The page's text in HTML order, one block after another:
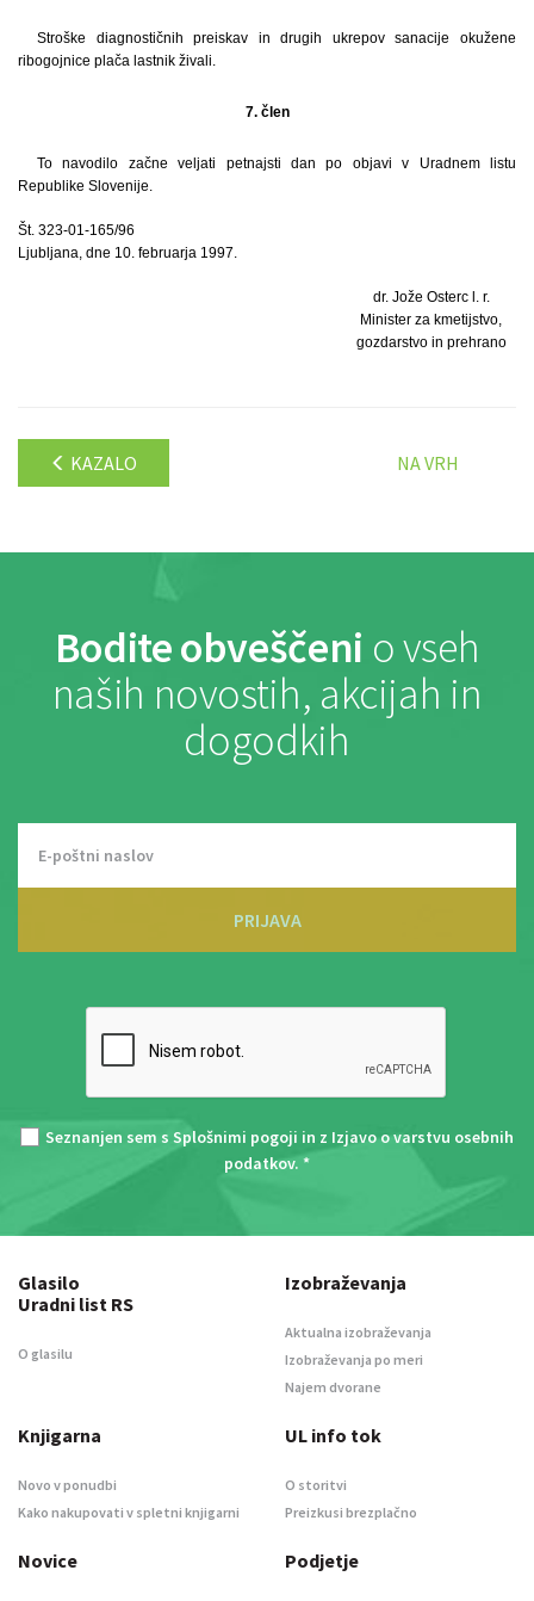
Stroške diagnostičnih preiskav in drugih ukrepov sanacije okužene
ribogojnice plača lastnik živali.
7. člen
To navodilo začne veljati petnajsti dan po objavi v Uradnem listu
Republike Slovenije.
Št. 323-01-165/96
Ljubljana, dne 10. februarja 1997.
dr. Jože Osterc l. r.
Minister za kmetijstvo,
gozdarstvo in prehrano
KAZALO NA VRH
Bodite obveščeni o vseh
naših novostih, akcijah in
dogodkih
PRIJAVA
Seznanjen sem s Splošnimi pogoji in z Izjavo o varstvu osebnih
podatkov. *
Glasilo
Uradni list RS
O glasilu
Izobraževanja
Aktualna izobraževanja
Izobraževanja po meri
Najem dvorane
Knjigarna
Novo v ponudbi
Kako nakupovati v spletni knjigarni
UL info tok
O storitvi
Preizkusi brezplačno
Novice Podjetje